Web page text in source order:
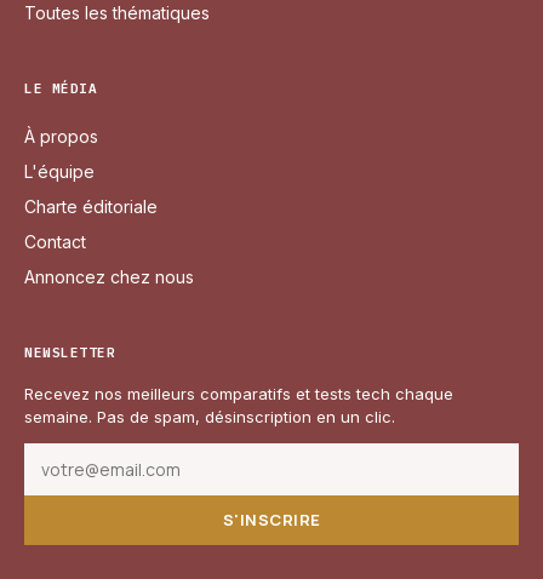
Toutes les thématiques
LE MÉDIA
À propos
L'équipe
Charte éditoriale
Contact
Annoncez chez nous
NEWSLETTER
Recevez nos meilleurs comparatifs et tests tech chaque
semaine. Pas de spam, désinscription en un clic.
S'INSCRIRE